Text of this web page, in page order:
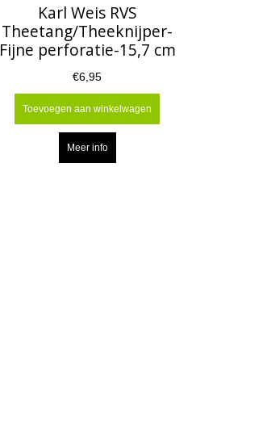
Karl Weis RVS
Theetang/Theeknijper-
Fijne perforatie-15,7 cm
€6,95
Toevoegen aan winkelwagen
Meer info